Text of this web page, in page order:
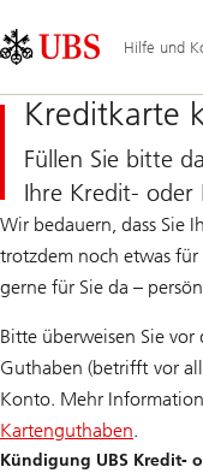
Links
Area
Hilfe und
Kreditkarte
Füllen Sie bitte
Ihre Kredit- oder
Wir bedauern, dass Sie
trotzdem noch etwas
gerne für Sie da –
Bitte überweisen Sie
Guthaben (betrifft vor
Konto. Mehr
Kartenguthaben.
Kündigung UBS Kredit-